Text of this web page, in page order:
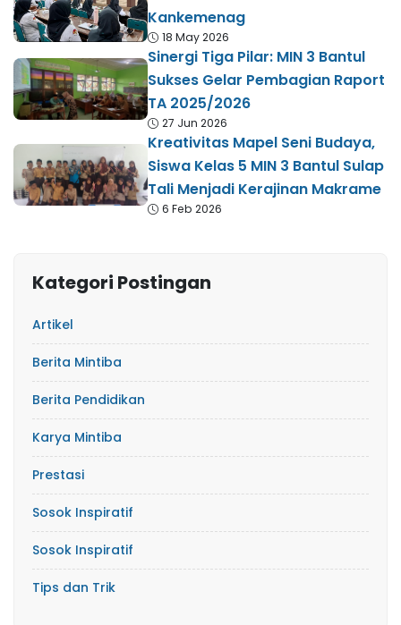
Kankemenag
18 May 2026
Sinergi Tiga Pilar: MIN 3 Bantul
Sukses Gelar Pembagian Raport
TA 2025/2026
27 Jun 2026
Kreativitas Mapel Seni Budaya,
Siswa Kelas 5 MIN 3 Bantul Sulap
Tali Menjadi Kerajinan Makrame
6 Feb 2026
Kategori Postingan
Artikel
Berita Mintiba
Berita Pendidikan
Karya Mintiba
Prestasi
Sosok Inspiratif
Sosok Inspiratif
Tips dan Trik